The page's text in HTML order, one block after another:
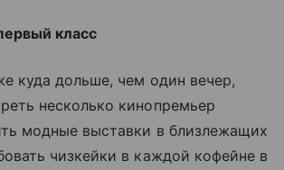
класс
куда дольше, чем один вечер,
несколько кинопремьер
модные выставки в близлежащих
чизкейки в каждой кофейне в